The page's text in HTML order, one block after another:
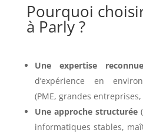
Pourquoi
à Parly ?
Une expertise reconnue
d’expérience en
(PME, grandes entreprises,
Une approche structurée
informatiques stables,